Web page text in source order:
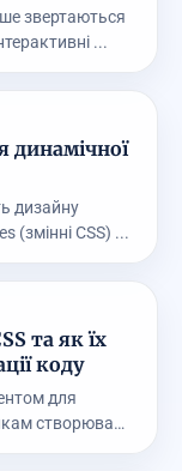
звертаються
...
динамічної
дизайну
(змінні CSS) ...
та як їх
коду
для
створювати